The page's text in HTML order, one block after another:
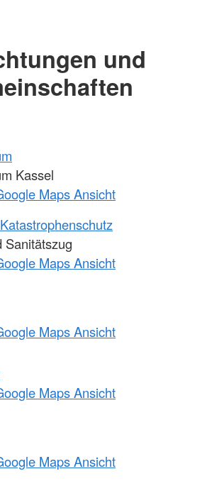
und
Kassel
Maps Ansicht
Sanitätszug
Maps Ansicht
Maps Ansicht
Maps Ansicht
Maps Ansicht